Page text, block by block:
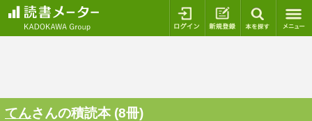
ログイン 新規登録
てんさんの積読本 (8冊)